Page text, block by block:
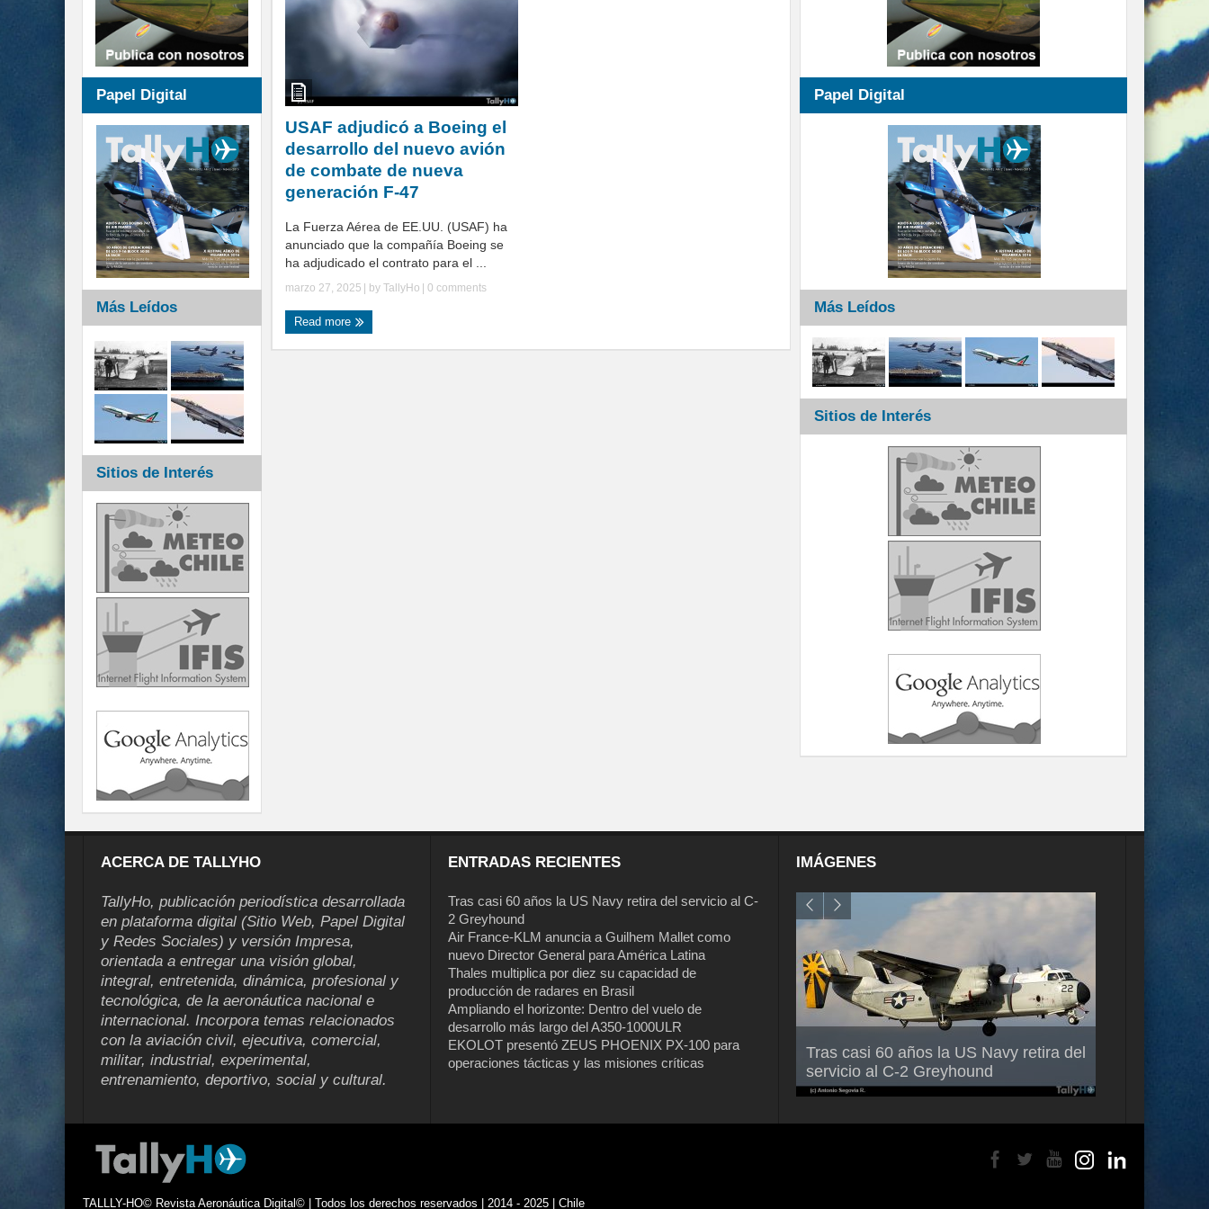
USAF adjudicó a Boeing el
desarrollo del nuevo avión
de combate de nueva
generación F-47
La Fuerza Aérea de EE.UU. (USAF) ha
anunciado que la compañía Boeing se
ha adjudicado el contrato para el ...
marzo 27, 2025 | by TallyHo 0 comments
Read more
Papel Digital
Más Leídos
Sitios de Interés
Papel Digital
Más Leídos
Sitios de Interés
ACERCA DE TALLYHO
TallyHo, publicación periodística desarrollada
en plataforma digital (Sitio Web, Papel Digital
y Redes Sociales) y versión Impresa,
orientada a entregar una visión global,
integral, entretenida, dinámica, profesional y
tecnológica, de la aeronáutica nacional e
internacional. Incorpora temas relacionados
con la aviación civil, ejecutiva, comercial,
militar, industrial, experimental,
entrenamiento, deportivo, social y cultural.
ENTRADAS RECIENTES
Tras casi 60 años la US Navy retira del servicio al C-
2 Greyhound
Air France-KLM anuncia a Guilhem Mallet como
nuevo Director General para América Latina
Thales multiplica por diez su capacidad de
producción de radares en Brasil
Ampliando el horizonte: Dentro del vuelo de
desarrollo más largo del A350-1000ULR
EKOLOT presentó ZEUS PHOENIX PX-100 para
operaciones tácticas y las misiones críticas
IMÁGENES
Tras casi 60 años la US Navy retira del
servicio al C-2 Greyhound
Air France-KLM anuncia a Guilhem
Mallet como nuevo Director General
para América Latina
TALLLY-HO© Revista Aeronáutica Digital© | Todos los derechos reservados | 2014 - 2025 | Chile